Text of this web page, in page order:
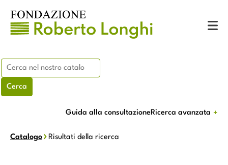
Guida alla consultazioneRicerca avanzata
Catalogo Risultati della ricerca